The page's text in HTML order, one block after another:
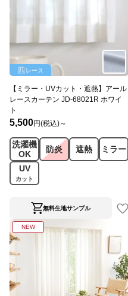
レース
【ミラー・UVカット・遮熱】アール
レースカーテン JD-68021R ホワイ
ト
5,500円(税込)～
洗濯機
OK
防炎 遮熱
ミラー
UV
カット
無料生地サンプル
NEW